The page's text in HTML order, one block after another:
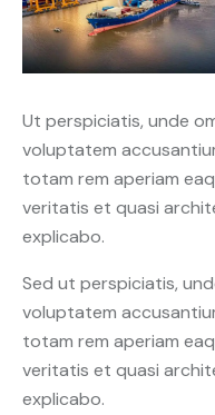
Ut perspiciatis, unde
voluptatem
totam rem aperiam
veritatis et quasi
explicabo.
Sed ut perspiciatis,
voluptatem
totam rem aperiam
veritatis et quasi
explicabo.